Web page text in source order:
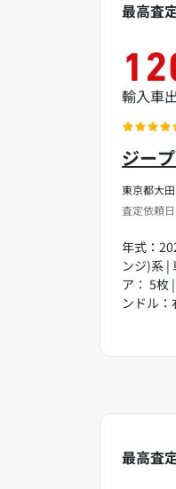
東京都大
査定依頼
ジー
年式：
ンジ)系 |
ア： 5枚
ンドル：
最高査
輸入車
最高査